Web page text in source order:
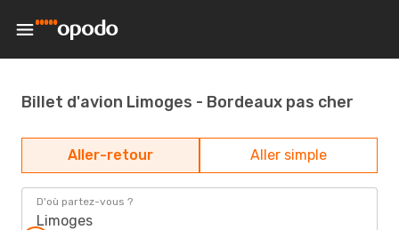
Billet d'avion Limoges - Bordeaux pas cher
Aller-retour Aller simple
D'où partez-vous ?
Limoges